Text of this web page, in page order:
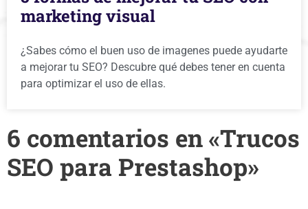
marketing visual
¿Sabes cómo el buen uso de imagenes puede ayudarte
a mejorar tu SEO? Descubre qué debes tener en cuenta
para optimizar el uso de ellas.
6 comentarios en «Trucos
SEO para Prestashop»